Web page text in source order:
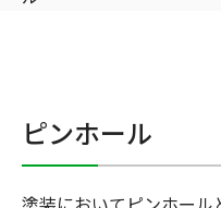
ピンホール